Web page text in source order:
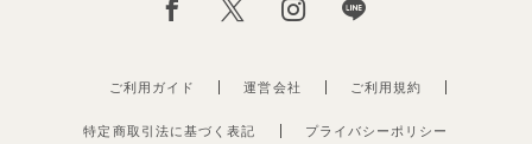
ご利用ガイド 運営会社
特定商取引法に基づく表記 プライバシーポリシー
ご利用規約